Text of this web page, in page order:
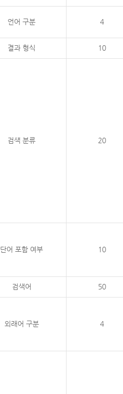
언어 구분 4
결과 형식 10
검색 분류 20
단어 포함 여부 10
검색어 50
외래어 구분 4